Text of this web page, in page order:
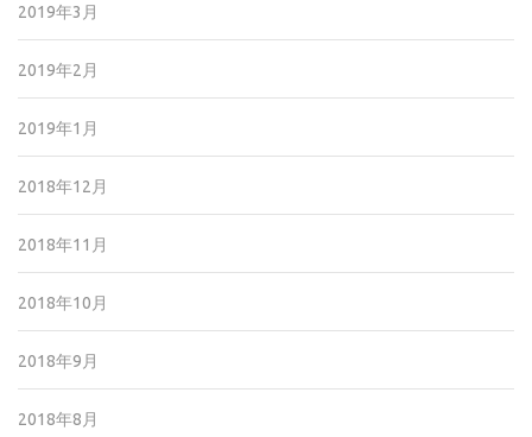
2019年3月
2019年2月
2019年1月
2018年12月
2018年11月
2018年10月
2018年9月
2018年8月